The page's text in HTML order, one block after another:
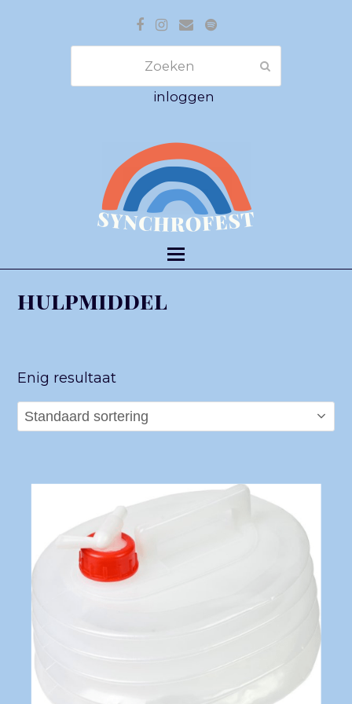
Facebook
Instagram
E-
mail
Spotify
inloggen
hulpmiddel
Enig resultaat